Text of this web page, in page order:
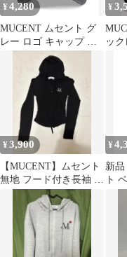
¥ 4,280
MUCENT ムセント グ
レー ロゴ キャップ 帽
¥
ッ
¥3,900
【MUCENT】ムセント
無地 フード付き長袖 T
シャツ・カットソー
ブラック
¥
新
ト